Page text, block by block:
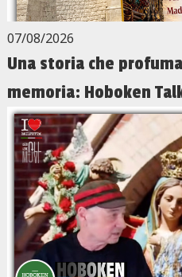
07/08/2026
Una storia che
memoria: Hoboken